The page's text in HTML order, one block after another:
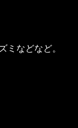
ミなどなど。